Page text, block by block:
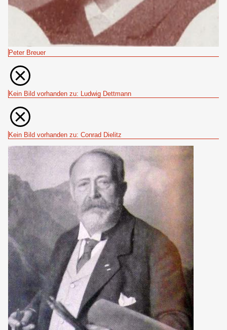
Peter Breuer
Kein Bild vorhanden zu: Ludwig Dettmann
Kein Bild vorhanden zu: Conrad Dielitz